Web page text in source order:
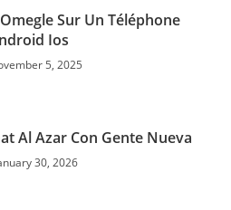
Sur Un Téléphone
Ios
5, 2025
Al Azar Con Gente Nueva
30, 2026